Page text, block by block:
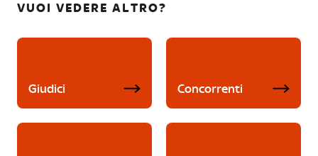
VUOI VEDERE ALTRO?
Giudici Concorrenti